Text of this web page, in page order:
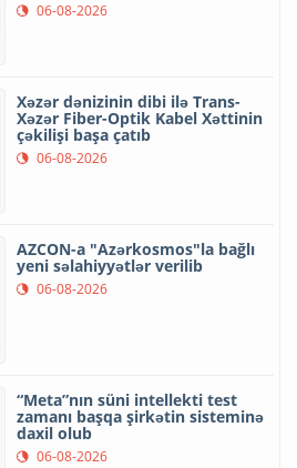
06-08-2026
Xəzər dənizinin dibi ilə Trans-
Xəzər Fiber-Optik Kabel Xəttinin
çəkilişi başa çatıb
06-08-2026
AZCON-a "Azərkosmos"la bağlı
yeni səlahiyyətlər verilib
06-08-2026
“Meta”nın süni intellekti test
zamanı başqa şirkətin sisteminə
daxil olub
06-08-2026